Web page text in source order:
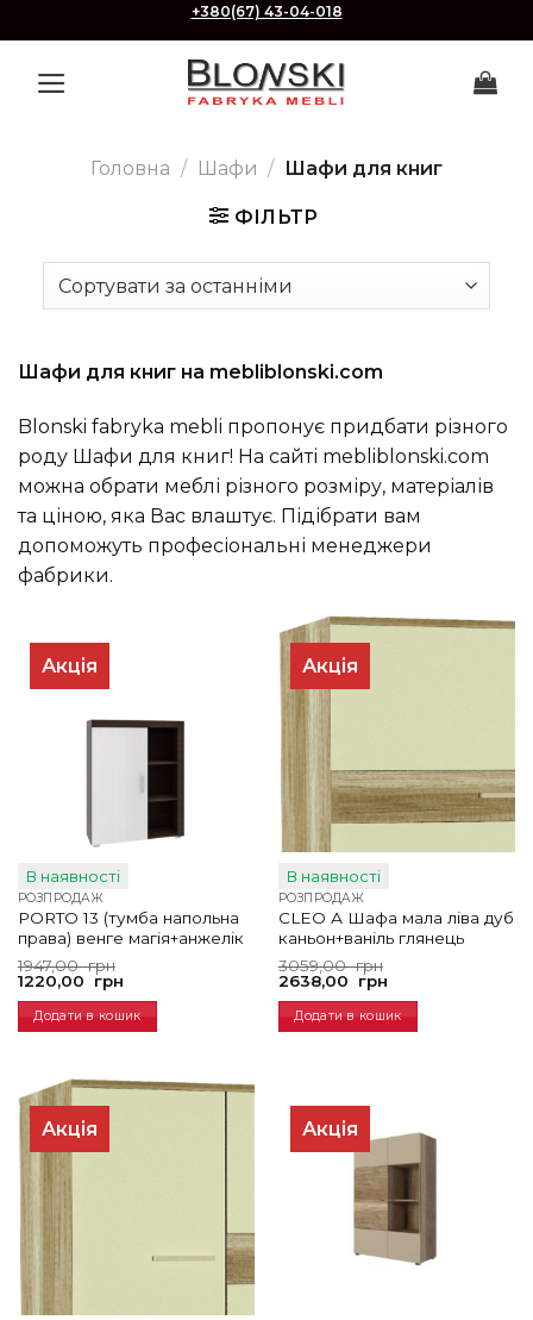
to
content
+380(67) 43-04-018
Головна / Шафи / Шафи для книг
ФІЛЬТР
Шафи для книг на mebliblonski.com
Blonski fabryka mebli пропонує придбати різного
роду Шафи для книг! На сайті mebliblonski.com
можна обрати меблі різного розміру, матеріалів
та ціною, яка Вас влаштує. Підібрати вам
допоможуть професіональні менеджери
фабрики.
Акція
В наявності
РОЗПРОДАЖ
PORTO 13 (тумба напольна
права) венге магія+анжелік
1947,00грн
Оригінальна
ціна:
1947,00
грн.
1220,00 грн
Поточна
ціна:
1220,00
грн.
Додати в кошик
Акція
В наявності
РОЗПРОДАЖ
CLEO А Шафа мала ліва дуб
каньон+ваніль глянець
3059,00грн
Оригінальна
ціна:
3059,00
грн.
2638,00 грн
Поточна
ціна:
2638,00
грн.
Додати в кошик
Акція Акція